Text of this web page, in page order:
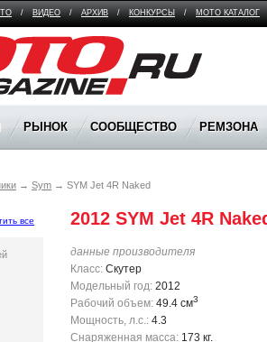
/ ВИДЕО / АРХИВ / КОНКУРСЫ / МОТО КАТАЛОГ
РЫНОК СООБЩЕСТВО РЕМЗОНА
→ Sym → SYM Jet 4R Naked
все 2012 SYM Jet 4R
данные производителя
Класс: Скутер
Модельный год: 2012
Рабочий объем: 49.4 см3
Мощность, л.с.: 4.3
Снаряженная масса: 173 кг.